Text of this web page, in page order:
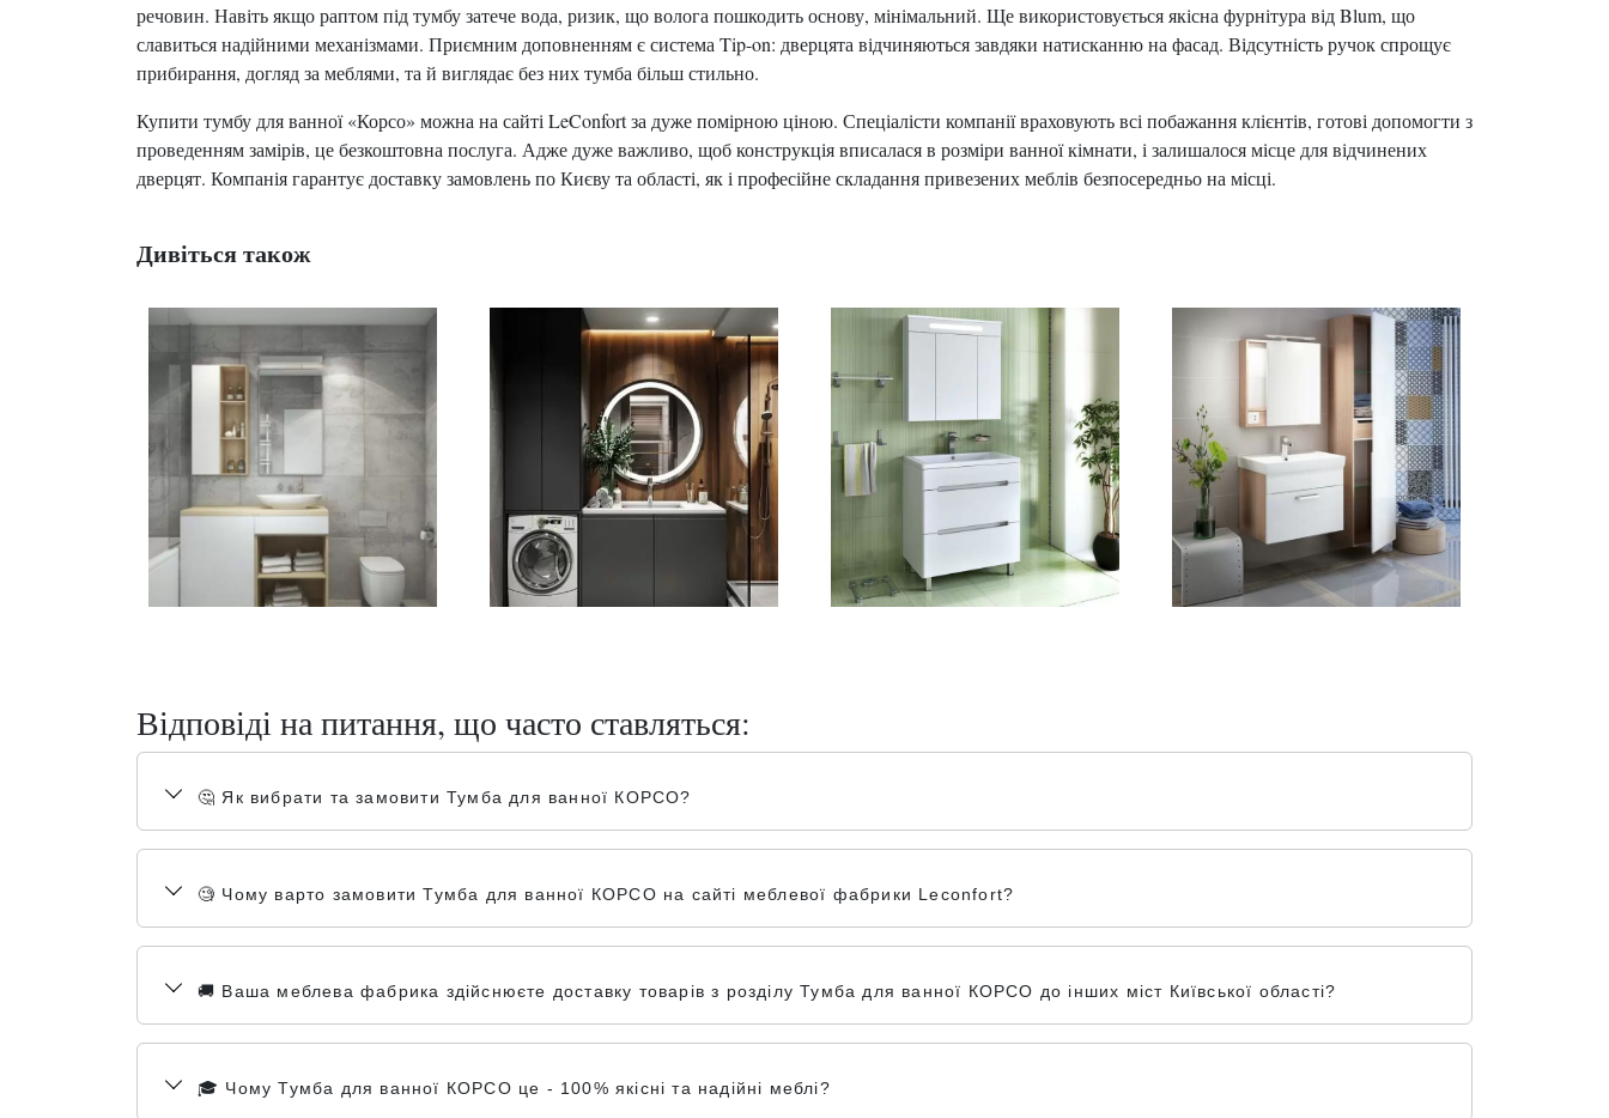
речовин. Навіть якщо раптом під тумбу затече вода, ризик, що волога пошкодить основу, мінімальний. Ще використовується якісна фурнітура від Blum, що
славиться надійними механізмами. Приємним доповненням є система Tip-on: дверцята відчиняються завдяки натисканню на фасад. Відсутність ручок спрощує
прибирання, догляд за меблями, та й виглядає без них тумба більш стильно.
Купити тумбу для ванної «Корсо» можна на сайті LeConfort за дуже помірною ціною. Спеціалісти компанії враховують всі побажання клієнтів, готові допомогти з
проведенням замірів, це безкоштовна послуга. Адже дуже важливо, щоб конструкція вписалася в розміри ванної кімнати, і залишалося місце для відчинених
дверцят. Компанія гарантує доставку замовлень по Києву та області, як і професійне складання привезених меблів безпосередньо на місці.
Дивіться також
Відповіді на питання, що часто ставляться:
🤔 Як вибрати та замовити Тумба для ванної КОРСО?
🧐 Чому варто замовити Тумба для ванної КОРСО на сайті меблевої фабрики Leconfort?
🚚 Ваша меблева фабрика здійснюєте доставку товарів з розділу Тумба для ванної КОРСО до інших міст Київської області?
🎓 Чому Тумба для ванної КОРСО це - 100% якісні та надійні меблі?